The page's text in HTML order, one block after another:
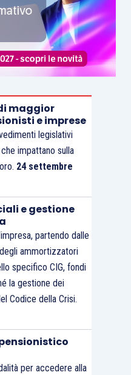
maggior
e imprese
legislativi
impattano sulla
24 settembre
e gestione
partendo dalle
ammortizzatori
specifico CIG, fondi
la gestione dei
Codice della Crisi.
per accedere alla